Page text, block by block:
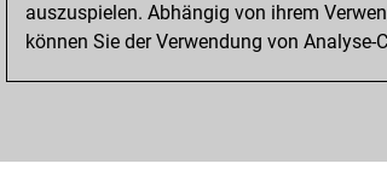
auszuspielen. Abhängig von ihrem
können Sie der Verwendung von